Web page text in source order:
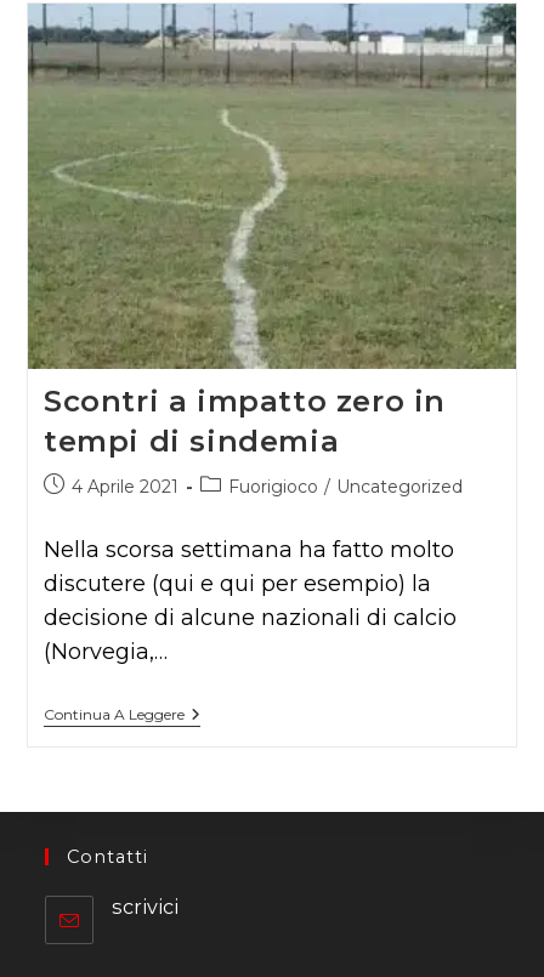
Esame
Dei
Mercati
Scontri a impatto zero in
tempi di sindemia
Articolo
4 Aprile 2021
Categoria
Fuorigioco / Uncategorized
Nella scorsa settimana ha fatto molto
discutere (qui e qui per esempio) la
decisione di alcune nazionali di calcio
(Norvegia,…
Continua A LeggereScontri
Tempi
Contatti
scrivici